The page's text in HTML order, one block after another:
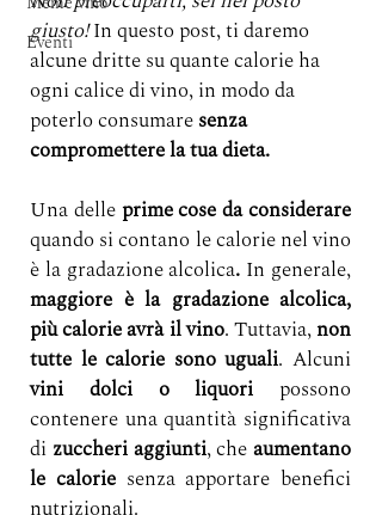
Eventi
giusto! In questo post, ti daremo
alcune dritte su quante calorie ha
ogni calice di vino, in modo da
poterlo consumare senza
compromettere la tua dieta.
Una delle prime cose da considerare
quando si contano le calorie nel vino
è la gradazione alcolica.
maggiore è la gradazione alcolica,
più calorie avrà il vino. Tuttavia, non
tutte le calorie sono uguali
vini dolci o liquori possono
contenere una quantità significativa
di zuccheri aggiunti, che aumentano
le calorie senza apportare benefici
nutrizionali.